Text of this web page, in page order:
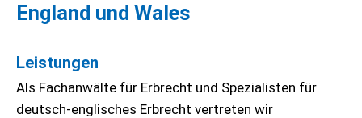
England und Wales
Leistungen
Als Fachanwälte für Erbrecht und Spezialisten für
deutsch-englisches Erbrecht vertreten wir